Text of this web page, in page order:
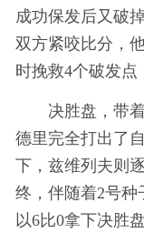
成功保发后又破
双方紧咬比分，
时挽救4个破发点
决胜盘，带
德里完全打出了
下，兹维列夫则
终，伴随着2号种
以6比0拿下决胜